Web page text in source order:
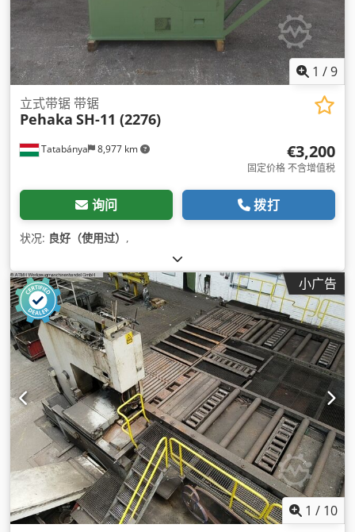
1 /9
Tatabánya 8,977 km
立式带锯 带锯
Pehaka SH-11 (2276)
€3,200
固定价格 不含增值税
询问 拨打
状况: 良好（使用过） ,
小广告
1 / 10